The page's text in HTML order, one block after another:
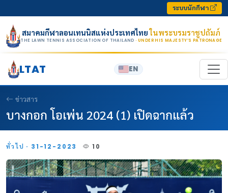
ระบบนักกีฬา
สมาคมกีฬาลอนเทนนิสแห่งประเทศไทยในพระบรมราชูปถัมภ์
THE LAWN TENNIS ASSOCIATION OF THAILAND · UNDER HIS MAJESTY’S PATRONAGE
LTAT EN
ข่าวสาร
บางกอก โอเพ่น 2024 (1) เปิดฉากแล้ว
ทั่วไป · 31-12-2023 10